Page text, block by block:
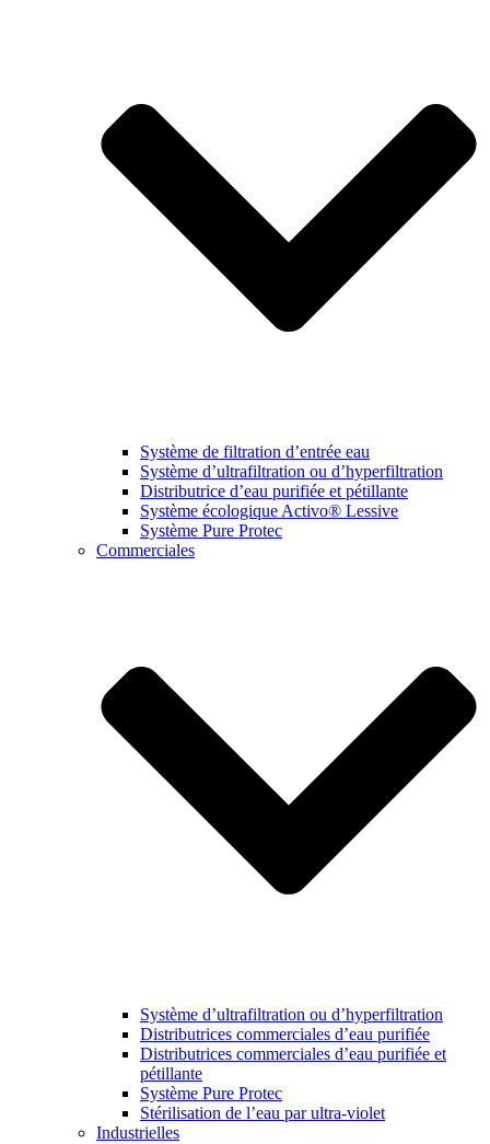
Système de filtration d’entrée eau
Système d’ultrafiltration ou d’hyperfiltration
Distributrice d’eau purifiée et pétillante
Système écologique Activo® Lessive
Système Pure Protec
Commerciales
Système d’ultrafiltration ou d’hyperfiltration
Distributrices commerciales d’eau purifiée
Distributrices commerciales d’eau purifiée et
pétillante
Système Pure Protec
Stérilisation de l’eau par ultra-violet
Industrielles